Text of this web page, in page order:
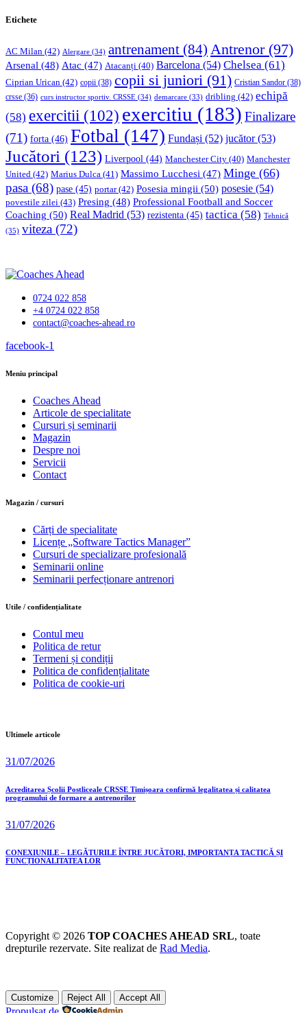
Etichete
AC Milan (42) Alergare (34) antrenament (84) Antrenor(97)
Arsenal (48) Atac (47) Atacanți (40) Barcelona (54) Chelsea (61)
Ciprian Urican (42) copii (38) copii si juniori (91) Cristian Sandor (38)
crsse (36) curs instructor sportiv. CRSSE (34) demarcare (33) dribling (42) echipă
(58) exercitii (102) exercitiu (183) Finalizare
(71) forta (46) Fotbal (147) Fundași (52) jucător(53)
Jucători (123) Liverpool (44) Manchester City (40) Manchester
United (42) Marius Dulca (41) Massimo Lucchesi (47) Minge (66)
pasa (68) pase (45) portar(42) Posesia mingii (50) posesie (54)
povestile zilei (43) Presing (48) Professional Football and Soccer
Coaching (50) Real Madrid (53) rezistenta (45) tactica (58) Tehnică
(35) viteza (72)
0724 022 858
+4 0724 022 858
contact@coaches-ahead.ro
facebook-1
Meniu principal
Coaches Ahead
Articole de specialitate
Cursuri și seminarii
Magazin
Despre noi
Servicii
Contact
Magazin / cursuri
Cărți de specialitate
Licențe „Software Tactics Manager”
Cursuri de specializare profesională
Seminarii online
Seminarii perfecționare antrenori
Utile / confidențialitate
Contul meu
Politica de retur
Termeni și condiții
Politica de confidențialitate
Politica de cookie-uri
Ultimele articole
31/07/2026
Acreditarea Școlii Postliceale CRSSE Timișoara confirmă legalitatea și calitatea
programului de formare a antrenorilor
31/07/2026
CONEXIUNILE – LEGĂTURILE ÎNTRE JUCĂTORI, IMPORTANȚA TACTICĂ ȘI
FUNCȚIONALITATEA LOR
Copyright © 2026 TOP COACHES AHEAD SRL, toate
drepturile rezervate. Site realizat de Rad Media.
Customize Reject All Accept All